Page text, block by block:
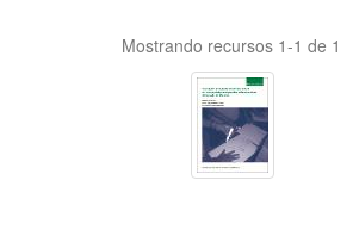
Mostrando recursos 1-1 de 1